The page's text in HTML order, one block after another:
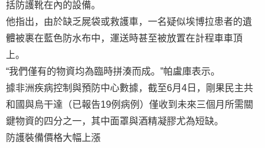
括防護靴在內的設備。
他指出，由於缺乏屍袋或救護車，一名疑似埃博拉患者的遺
體被裹在藍色防水布中，運送時甚至被放置在計程車車頂
上。
“我們僅有的物資均為臨時拼湊而成。”帕盧庫表示。
據非洲疾病控制與預防中心數據，截至6月4日，剛果民主共
和國與烏干達（已報告19例病例）僅收到未來三個月所需關
鍵物資的四分之一，其中面罩與酒精凝膠尤為短缺。
防護裝備價格大幅上漲